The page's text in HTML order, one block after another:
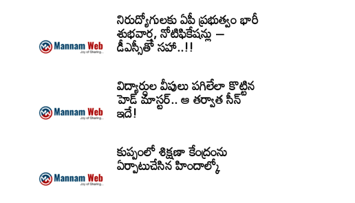
నిరుద్యోగులకు ఏపీ ప్రభుత్వం భారీ
శుభవార్త, నోటిఫికేషన్లు –
డీఎస్సీతో సహా..!!
విద్యార్ధుల వీపులు పగిలేలా కొట్టిన
హెడ్ మాస్టర్.. ఆ తర్వాత సీన్‌
ఇదే!
కుప్పంలో శిక్షణా కేంద్రంను
ఏర్పాటుచేసిన హిందాల్కో